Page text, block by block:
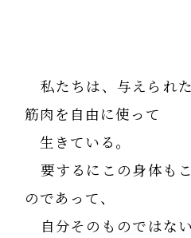
私たちは、与えられ
筋肉を自由に使って
生きている。
要するにこの身体も
のであって、
自分そのものでは